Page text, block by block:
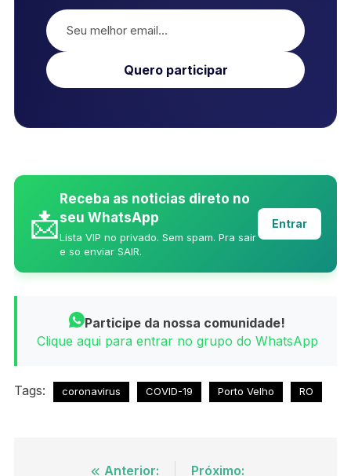
Quero participar
📩
Receba as noticias direto no
seu WhatsApp
Lista VIP no privado. Sem spam. Pra sair
e so enviar SAIR.
Entrar
Participe da nossa comunidade!
Clique aqui para entrar no grupo do WhatsApp
Tags: coronavirus COVID-19 Porto Velho RO
Anterior:
Próximo: